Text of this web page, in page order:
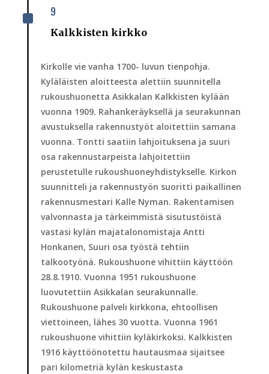
^ 9
Kalkkisten kirkko
Kirkolle vie vanha 1700- luvun tienpohja.
Kyläläisten aloitteesta alettiin suunnitella
rukoushuonetta Asikkalan Kalkkisten kylään
vuonna 1909. Rahankeräyksellä ja seurakunnan
avustuksella rakennustyöt aloitettiin samana
vuonna. Tontti saatiin lahjoituksena ja suuri
osa rakennustarpeista lahjoitettiin
perustetulle rukoushuoneyhdistykselle. Kirkon
suunnitteli ja rakennustyön suoritti paikallinen
rakennusmestari Kalle Nyman. Rakentamisen
valvonnasta ja tärkeimmistä sisutustöistä
vastasi kylän majatalonomistaja Antti
Honkanen, Suuri osa työstä tehtiin
talkootyönä. Rukoushuone vihittiin käyttöön
28.8.1910. Vuonna 1951 rukoushuone
luovutettiin Asikkalan seurakunnalle.
Rukoushuone palveli kirkkona, ehtoollisen
viettoineen, lähes 30 vuotta. Vuonna 1961
rukoushuone vihittiin kyläkirkoksi. Kalkkisten
1916 käyttöönotettu hautausmaa sijaitsee
pari kilometriä kylän keskustasta